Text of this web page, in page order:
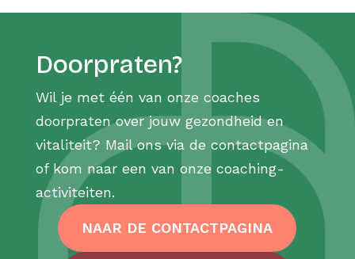
Doorpraten?
Wil je met één van onze coaches
doorpraten over jouw gezondheid en
vitaliteit? Mail ons via de contactpagina
of kom naar een van onze coaching-
activiteiten.
NAAR DE CONTACTPAGINA